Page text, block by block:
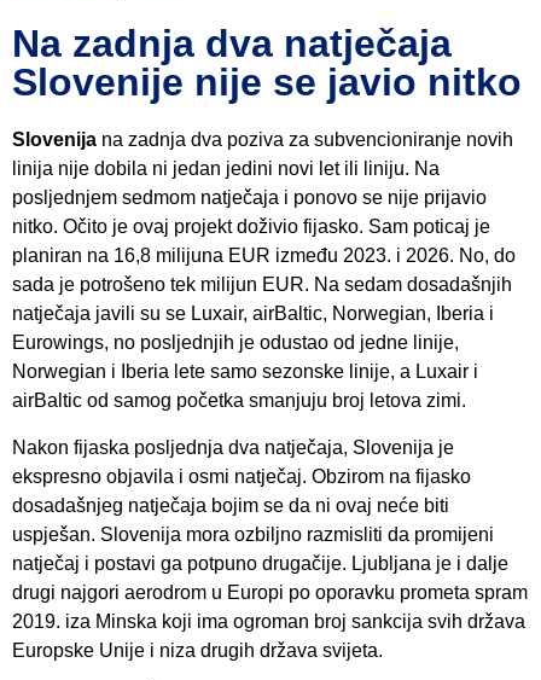
Na zadnja dva natječaja
Slovenije nije se javio nitko
Slovenija na zadnja dva poziva za subvencioniranje novih
linija nije dobila ni jedan jedini novi let ili liniju. Na
posljednjem sedmom natječaja i ponovo se nije prijavio
nitko. Očito je ovaj projekt doživio fijasko. Sam poticaj je
planiran na 16,8 milijuna EUR između 2023. i 2026. No, do
sada je potrošeno tek milijun EUR. Na sedam dosadašnjih
natječaja javili su se Luxair, airBaltic, Norwegian, Iberia i
Eurowings, no posljednjih je odustao od jedne linije,
Norwegian i Iberia lete samo sezonske linije, a Luxair i
airBaltic od samog početka smanjuju broj letova zimi.
Nakon fijaska posljednja dva natječaja, Slovenija je
ekspresno objavila i osmi natječaj. Obzirom na fijasko
dosadašnjeg natječaja bojim se da ni ovaj neće biti
uspješan. Slovenija mora ozbiljno razmisliti da promijeni
natječaj i postavi ga potpuno drugačije. Ljubljana je i dalje
drugi najgori aerodrom u Europi po oporavku prometa spram
2019. iza Minska koji ima ogroman broj sankcija svih država
Europske Unije i niza drugih država svijeta.